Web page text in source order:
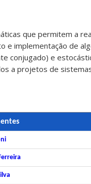
que permitem a
e implementação de
conjugado) e
a projetos de